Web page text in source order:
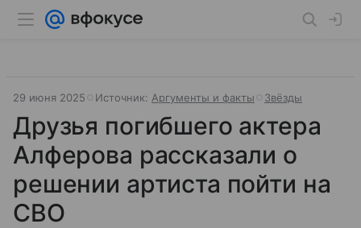
29 июня 2025 Источник: Аргументы и факты Звёзды
Друзья погибшего актера
Алферова рассказали о
решении артиста пойти на
СВО